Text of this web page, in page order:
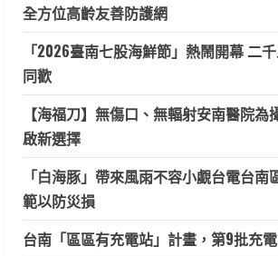
全方位高齡友善防護網
「2026臺南七股海鮮節」熱鬧開幕 二
同歡
【海福刀】無傷口、無輻射安南醫院為
啟新選擇
「白海豚」帶來風雨不容小覷台電台南
範以防災損
台南「區區有充電站」計畫，第9批充